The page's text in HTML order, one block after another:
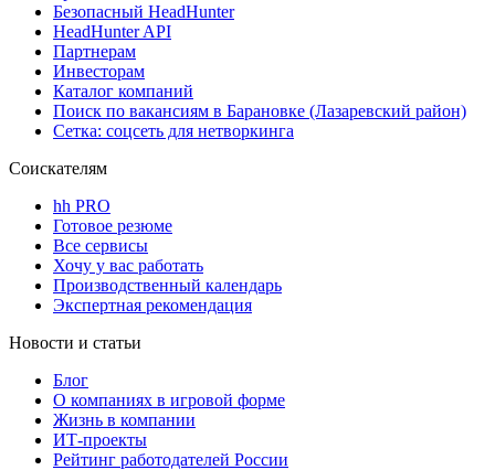
Безопасный HeadHunter
HeadHunter API
Партнерам
Инвесторам
Каталог компаний
Поиск по вакансиям в Барановке (Лазаревский район)
Сетка: соцсеть для нетворкинга
Соискателям
hh PRO
Готовое резюме
Все сервисы
Хочу у вас работать
Производственный календарь
Экспертная рекомендация
Новости и статьи
Блог
О компаниях в игровой форме
Жизнь в компании
ИТ-проекты
Рейтинг работодателей России